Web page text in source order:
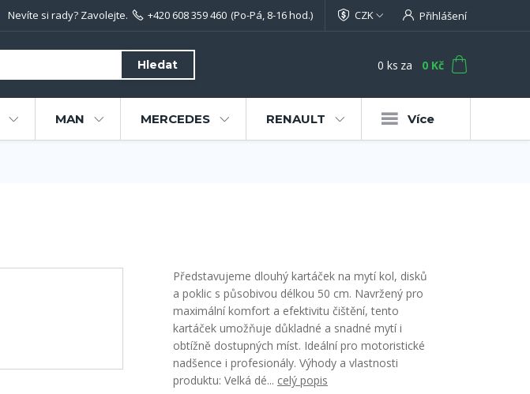
CZK Přihlášení
Hledat
Nevíte si rady? Zavolejte. +420 608 359 460 (Po-Pá, 8-16 hod.)
0 ks za 0 Kč
MAN MERCEDES RENAULT Více
Představujeme dlouhý kartáček na mytí kol, disků
a poklic s působivou délkou 50 cm. Navržený pro
maximální komfort a efektivitu čištění, tento
kartáček umožňuje důkladné a snadné mytí i
obtížně dostupných míst. Ideální pro motoristické
nadšence i profesionály. Výhody a vlastnosti
produktu: Velká dé... celý popis